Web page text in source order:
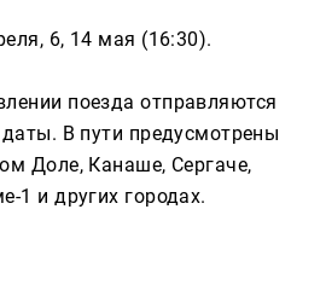
6, 14 мая (16:30).
поезда отправляются
В пути предусмотрены
Доле, Канаше, Сергаче,
1 и других городах.